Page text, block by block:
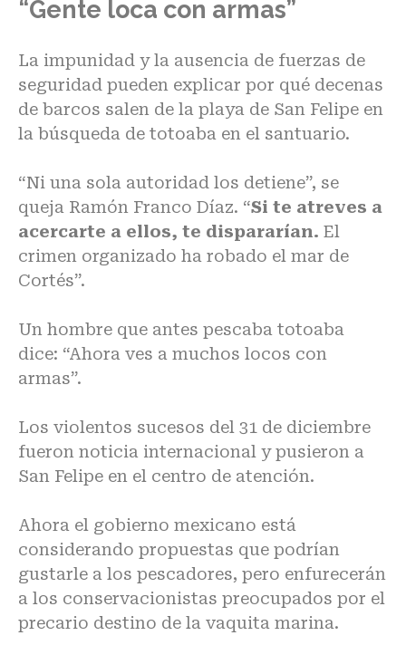
“Gente loca con armas”
La impunidad y la ausencia de fuerzas de
seguridad pueden explicar por qué decenas
de barcos salen de la playa de San Felipe en
la búsqueda de totoaba en el santuario.
“Ni una sola autoridad los detiene”, se
queja Ramón Franco Díaz. “Si te atreves a
acercarte a ellos, te dispararían. El
crimen organizado ha robado el mar de
Cortés”.
Un hombre que antes pescaba totoaba
dice: “Ahora ves a muchos locos con
armas”.
Los violentos sucesos del 31 de diciembre
fueron noticia internacional y pusieron a
San Felipe en el centro de atención.
Ahora el gobierno mexicano está
considerando propuestas que podrían
gustarle a los pescadores, pero enfurecerán
a los conservacionistas preocupados por el
precario destino de la vaquita marina.